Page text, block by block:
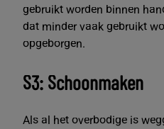
gebruikt worden binnen
dat minder vaak gebruikt
opgeborgen.
S3: Schoonmaken
Als al het overbodige is